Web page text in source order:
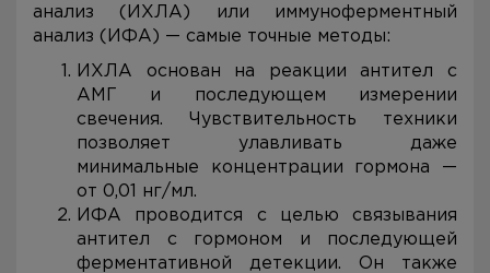
анализ (ИХЛА) или иммуноферментный
анализ (ИФА) — самые точные методы:
ИХЛА основан на реакции антител с
АМГ и последующем измерении
свечения. Чувствительность техники
позволяет улавливать даже
минимальные концентрации гормона —
от 0,01 нг/мл.
ИФА проводится с целью связывания
антител с гормоном и последующей
ферментативной детекции. Он также